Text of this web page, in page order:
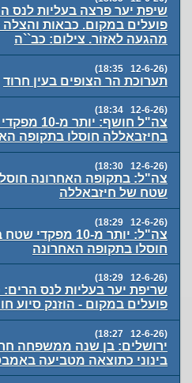
שיפת יער פרצה בעליות לנס
פועלים במקום. כבאות והצלה
מהגעה לאזור. צילום: כב``ה
(12-6-26 18:35)
תערוכת הר הצופים בעין חרוד
(12-6-26 18:34)
צה"ל חושף: יותר
בחיזבאללה חוסלו בתקופה
(12-6-26 18:30)
שטח של חיזבאללה
(12-6-26 18:29)
צה"ל: יותר מ-10
חוסלו בתקופה האחרונה
(12-6-26 18:29)
שריפת יער בעליות לנס הרים:
פועלים במקום - הוזנק סיוע
(12-6-26 18:27)
ירושלים: בן שנה ממשפחה
בינוני כתוצאה מטביעה